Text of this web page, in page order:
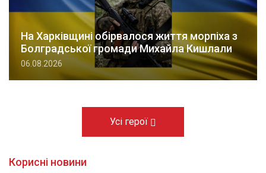
На Харківщині обірвалося життя морпіха з
Болградської громади Михайла Кишлали
06.08.2026
Усі герої
Корисні новини